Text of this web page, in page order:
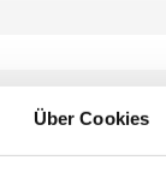
Über Cookies